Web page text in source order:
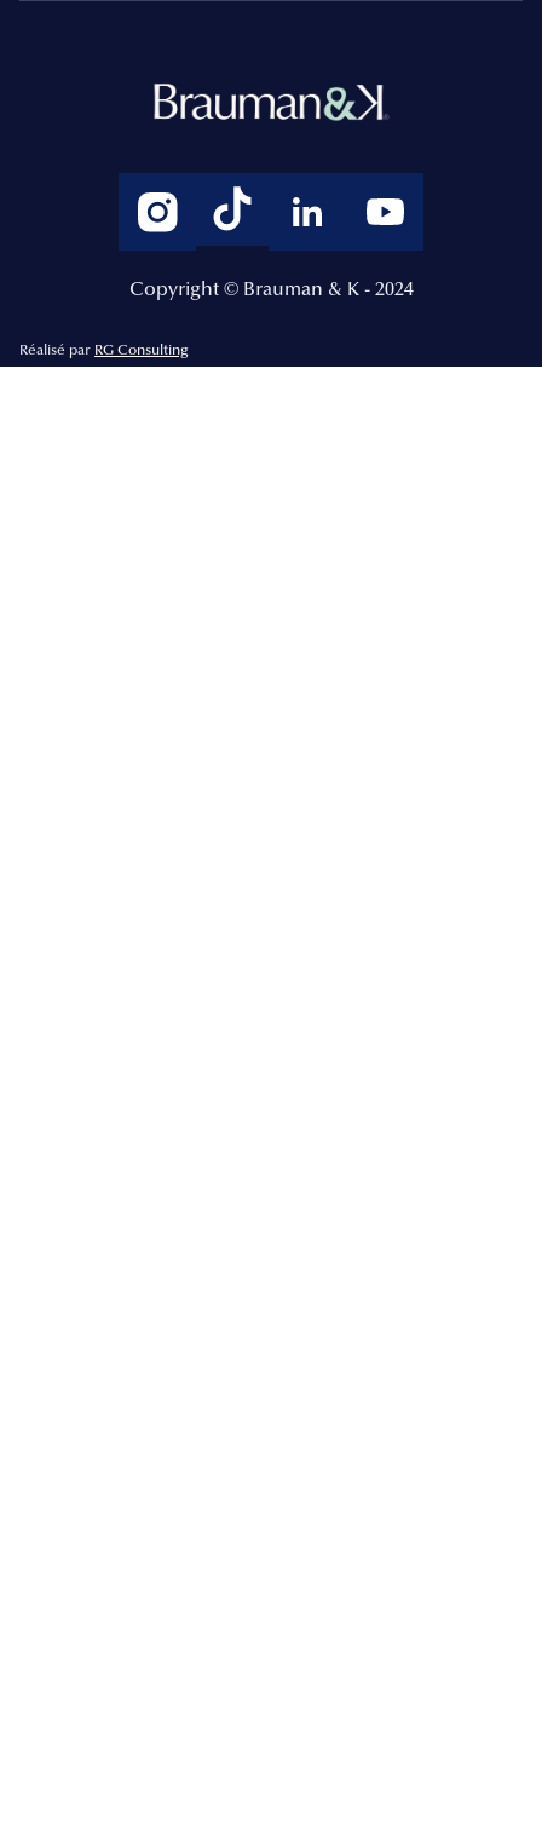
Copyright © Brauman & K - 2024
Réalisé par RG Consulting